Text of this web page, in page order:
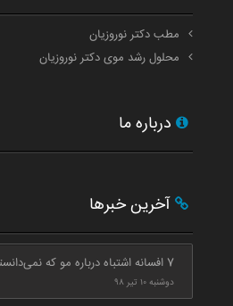
مطب دکتر نوروزیان
محلول رشد موی دکتر نوروزیان
درباره ما
آخرین خبرها
7 افسانه اشتباه درباره مو که نمی‌دانستید
دوشنبه ۱۰ تیر ۹۸